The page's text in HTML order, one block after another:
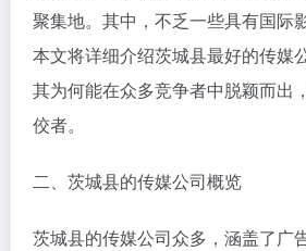
聚集地。其中，不乏一些具有国际
本文将详细介绍茨城县最好的传媒
其为何能在众多竞争者中脱颖而出
佼者。
二、茨城县的传媒公司概览
茨城县的传媒公司众多，涵盖了广